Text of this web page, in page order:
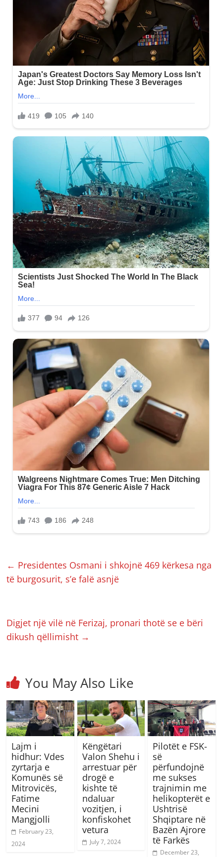
← Presidentes Osmani i shkojnë 469 kërkesa nga
të burgosurit, s’e falë asnjë
Digjet një vilë në Ferizaj, pronari thotë se e bëri
dikush qëllimisht →
You May Also Like
Lajm i
hidhur: Vdes
zyrtarja e
Komunës së
Mitrovicës,
Fatime
Mecini
Mangjolli
February 23,
2024
Këngëtari
Valon Shehu i
arrestuar për
drogë e
kishte të
ndaluar
vozitjen, i
konfiskohet
vetura
July 7, 2024
Pilotët e FSK-
së
përfundojnë
me sukses
trajnimin me
helikopterët e
Ushtrisë
Shqiptare në
Bazën Ajrore
të Farkës
December 23,